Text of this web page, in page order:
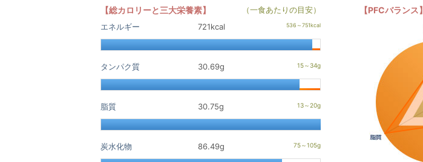
【総カロリーと三大栄養素】
（一食あたりの目安）
エネルギー
721kcal
タンパク質 30.69g
脂質 30.75g
炭水化物 86.49g
【PFCバランス】